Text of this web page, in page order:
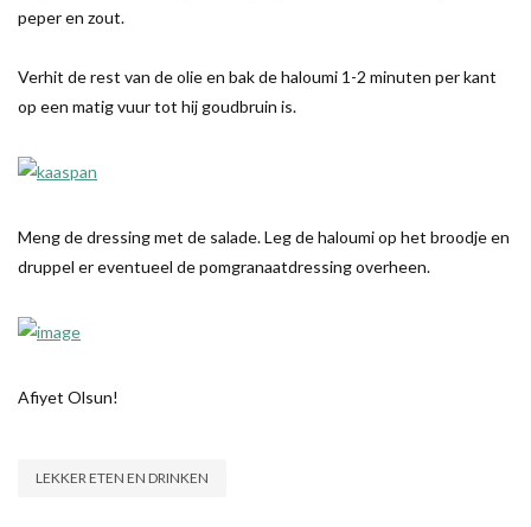
peper en zout.
Verhit de rest van de olie en bak de haloumi 1-2 minuten per kant
op een matig vuur tot hij goudbruin is.
Meng de dressing met de salade. Leg de haloumi op het broodje en
druppel er eventueel de pomgranaatdressing overheen.
Afiyet Olsun!
LEKKER ETEN EN DRINKEN